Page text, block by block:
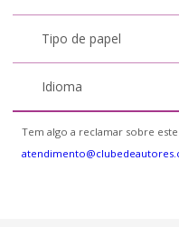
Tipo de papel
Idioma
Tem algo a reclamar sobre